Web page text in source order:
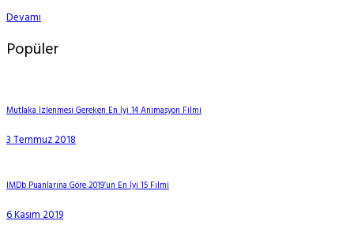
Devamı
Popüler
Mutlaka İzlenmesi Gereken En İyi 14 Animasyon Filmi
3 Temmuz 2018
IMDb Puanlarına Göre 2019’un En İyi 15 Filmi
6 Kasım 2019